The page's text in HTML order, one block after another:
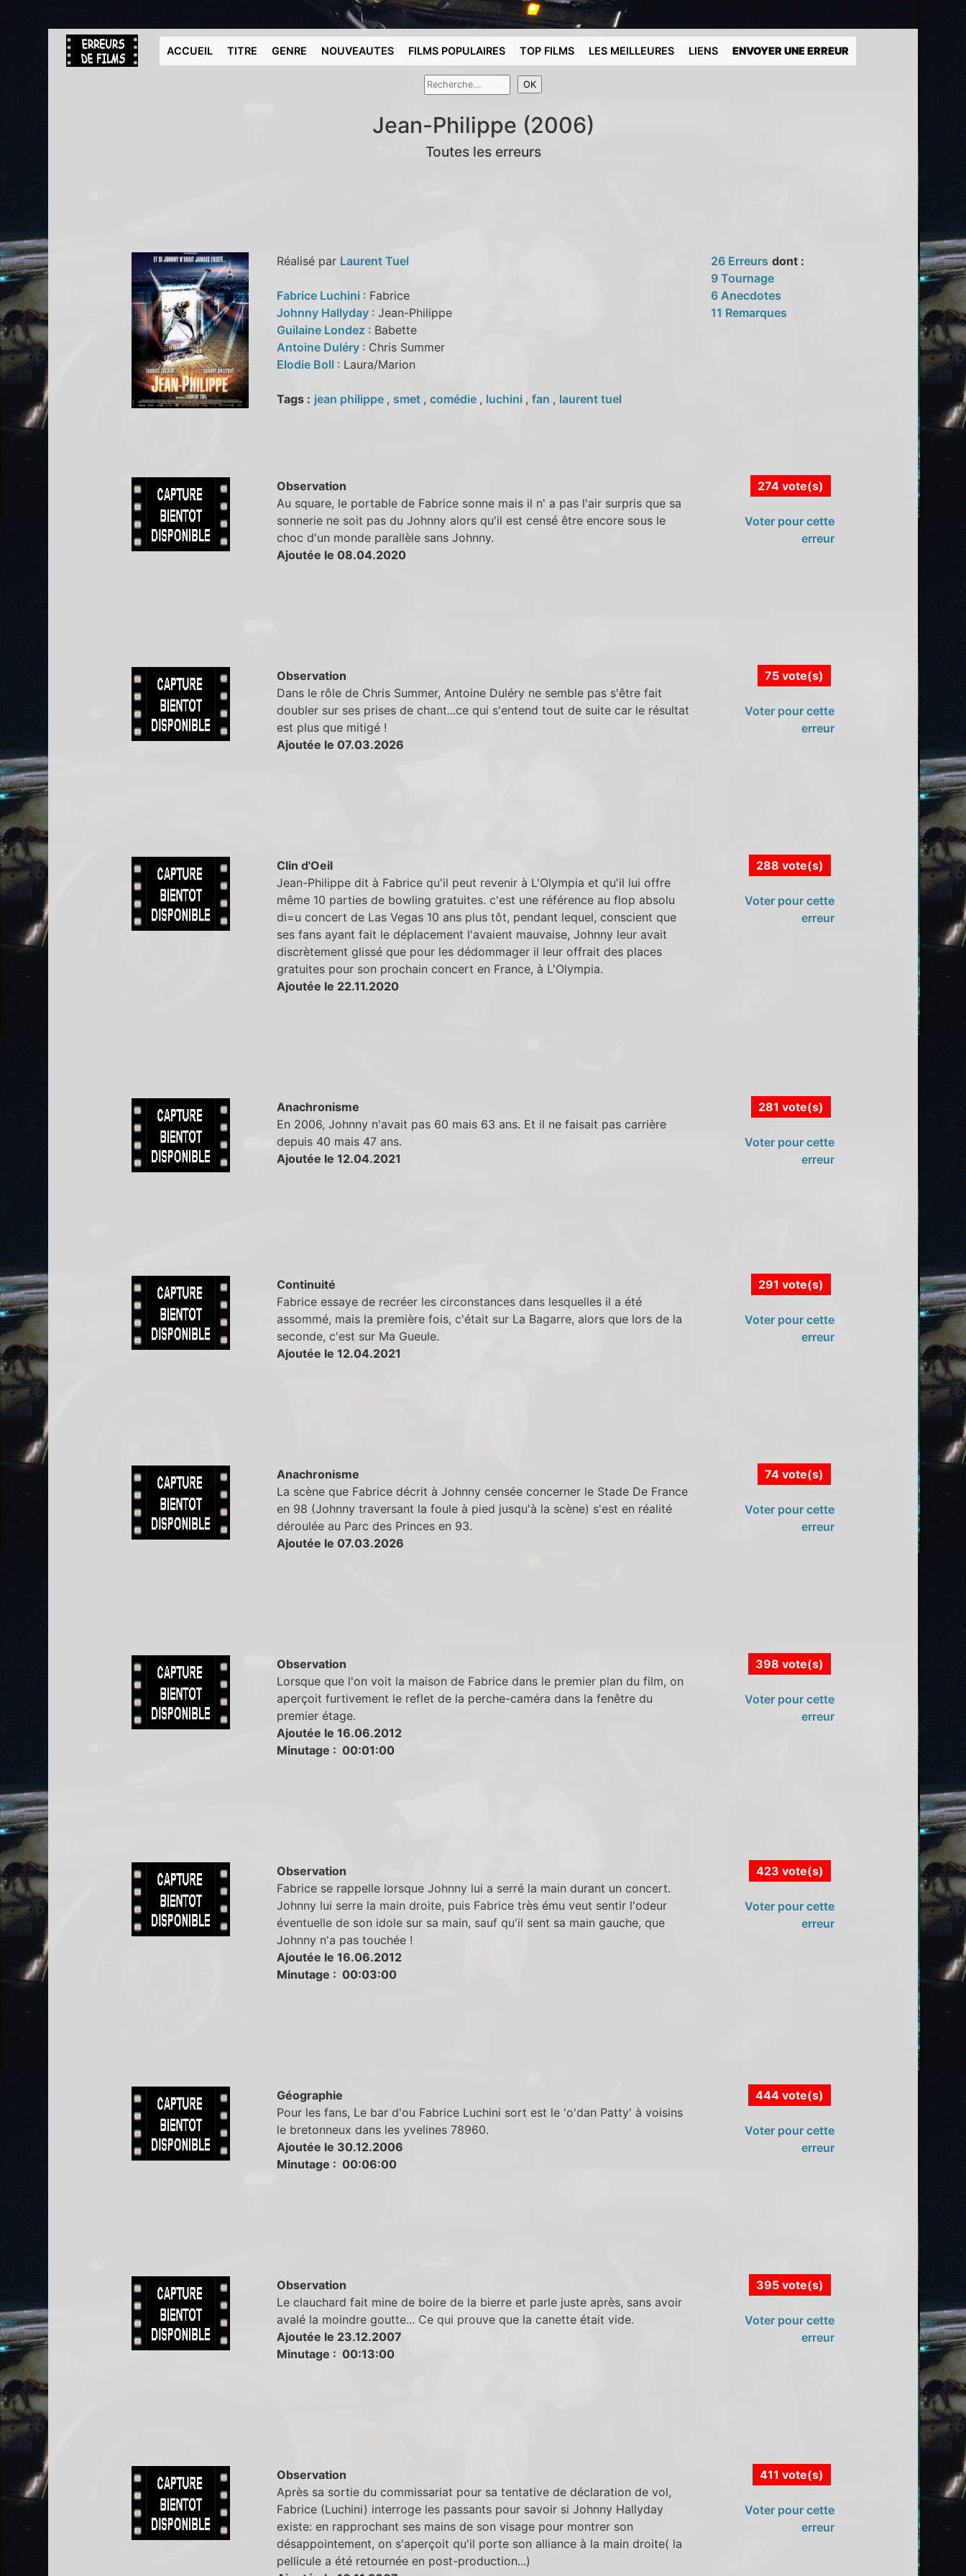
ACCUEIL TITRE GENRE NOUVEAUTES FILMS POPULAIRES TOP FILMS LES MEILLEURES LIENS ENVOYER UNE ERREUR
Jean-Philippe (2006)
Toutes les erreurs
Réalisé par Laurent Tuel
Fabrice Luchini : Fabrice
Johnny Hallyday : Jean-Philippe
Guilaine Londez : Babette
Antoine Duléry : Chris Summer
Elodie Boll : Laura/Marion
Tags : jean philippe , smet , comédie , luchini , fan , laurent tuel
26 Erreurs dont :
9 Tournage
6 Anecdotes
11 Remarques
Observation
Au square, le portable de Fabrice sonne mais il n' a pas l'air surpris que sa
sonnerie ne soit pas du Johnny alors qu'il est censé être encore sous le
choc d'un monde parallèle sans Johnny.
Ajoutée le 08.04.2020
274 vote(s)
Voter pour cette
erreur
Observation
Dans le rôle de Chris Summer, Antoine Duléry ne semble pas s'être fait
doubler sur ses prises de chant...ce qui s'entend tout de suite car le résultat
est plus que mitigé !
Ajoutée le 07.03.2026
75 vote(s)
Voter pour cette
erreur
Clin d'Oeil
Jean-Philippe dit à Fabrice qu'il peut revenir à L'Olympia et qu'il lui offre
même 10 parties de bowling gratuites. c'est une référence au flop absolu
di=u concert de Las Vegas 10 ans plus tôt, pendant lequel, conscient que
ses fans ayant fait le déplacement l'avaient mauvaise, Johnny leur avait
discrètement glissé que pour les dédommager il leur offrait des places
gratuites pour son prochain concert en France, à L'Olympia.
Ajoutée le 22.11.2020
288 vote(s)
Voter pour cette
erreur
Anachronisme
En 2006, Johnny n'avait pas 60 mais 63 ans. Et il ne faisait pas carrière
depuis 40 mais 47 ans.
Ajoutée le 12.04.2021
281 vote(s)
Voter pour cette
erreur
Continuité
Fabrice essaye de recréer les circonstances dans lesquelles il a été
assommé, mais la première fois, c'était sur La Bagarre, alors que lors de la
seconde, c'est sur Ma Gueule.
Ajoutée le 12.04.2021
291 vote(s)
Voter pour cette
erreur
Anachronisme
La scène que Fabrice décrit à Johnny censée concerner le Stade De France
en 98 (Johnny traversant la foule à pied jusqu'à la scène) s'est en réalité
déroulée au Parc des Princes en 93.
Ajoutée le 07.03.2026
74 vote(s)
Voter pour cette
erreur
Observation
Lorsque que l'on voit la maison de Fabrice dans le premier plan du film, on
aperçoit furtivement le reflet de la perche-caméra dans la fenêtre du
premier étage.
Ajoutée le 16.06.2012
Minutage : 00:01:00
398 vote(s)
Voter pour cette
erreur
Observation
Fabrice se rappelle lorsque Johnny lui a serré la main durant un concert.
Johnny lui serre la main droite, puis Fabrice très ému veut sentir l'odeur
éventuelle de son idole sur sa main, sauf qu'il sent sa main gauche, que
Johnny n'a pas touchée !
Ajoutée le 16.06.2012
Minutage : 00:03:00
423 vote(s)
Voter pour cette
erreur
Géographie
Pour les fans, Le bar d'ou Fabrice Luchini sort est le 'o'dan Patty' à voisins
le bretonneux dans les yvelines 78960.
Ajoutée le 30.12.2006
Minutage : 00:06:00
444 vote(s)
Voter pour cette
erreur
Observation
Le clauchard fait mine de boire de la bierre et parle juste après, sans avoir
avalé la moindre goutte... Ce qui prouve que la canette était vide.
Ajoutée le 23.12.2007
Minutage : 00:13:00
395 vote(s)
Voter pour cette
erreur
Observation
Après sa sortie du commissariat pour sa tentative de déclaration de vol,
Fabrice (Luchini) interroge les passants pour savoir si Johnny Hallyday
existe: en rapprochant ses mains de son visage pour montrer son
désappointement, on s'aperçoit qu'il porte son alliance à la main droite( la
pellicule a été retournée en post-production...)
411 vote(s)
Voter pour cette
erreur